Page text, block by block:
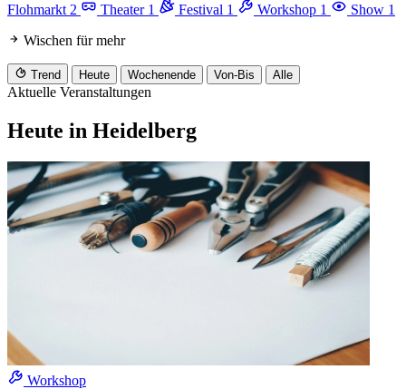
Flohmarkt 2 Theater 1 Festival 1 Workshop 1 Show 1
Wischen für mehr
Trend Heute Wochenende Von-Bis Alle
Aktuelle Veranstaltungen
Heute in Heidelberg
Workshop